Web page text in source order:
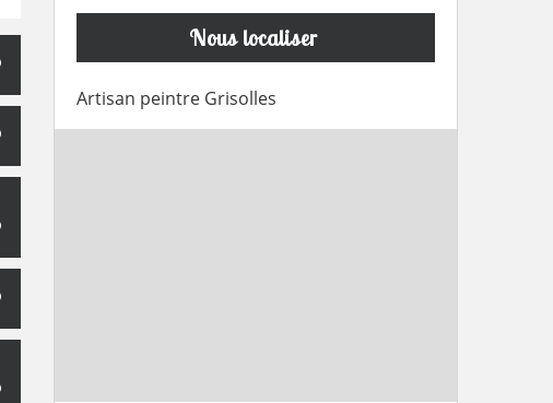
Nous localiser
Artisan peintre Grisolles